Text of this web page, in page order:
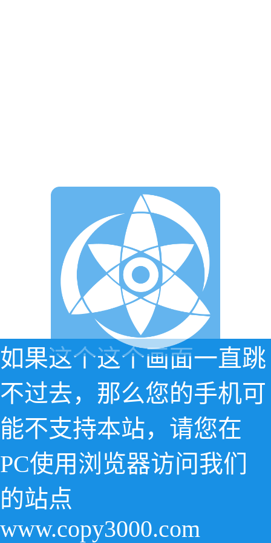
如果这个这个画面一直跳
不过去，那么您的手机可
能不支持本站，请您在
PC使用浏览器访问我们
的站点
www.copy3000.com